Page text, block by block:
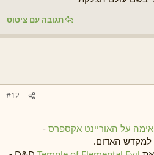
תגובה עם ציטוט
#12
אימה על האוריינט אקספרס -